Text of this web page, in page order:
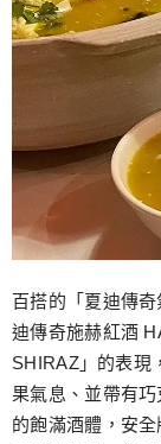
百搭的「夏迪傳
迪傳奇施赫紅酒
SHIRAZ」的表現
果氣息、並帶有
的飽滿酒體，安